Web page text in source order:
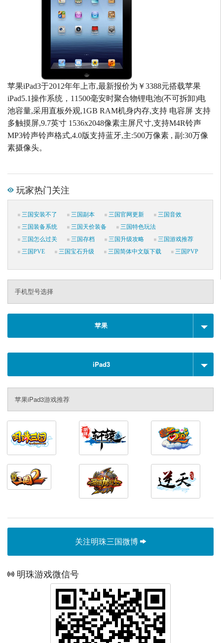
苹果iPad3于2012年年上市,最新报价为￥3388元搭载苹果
iPad5.1操作系统，11500毫安时聚合物锂电池(不可拆卸)电
池容量,采用直板外观,1GB RAM机身内存,支持 电容屏 支持
多触摸屏,9.7英寸 1536x2048像素主屏尺寸,支持M4R铃声
MP3铃声铃声格式,4.0版支持蓝牙,主:500万像素 , 副:30万像
素摄像头。
玩家热门关注
三国安装不了 三国副本 三国官网更新
三国音效
三国装备系统
三国天价装备
三国特色玩法
三国怎么过关
三国存档 三国升级攻略
三国游戏推荐
三国PVE
三国宝石升级 三国简体中文版下载 三国PVP
手机型号选择
苹果
iPad3
苹果iPad3游戏推荐
关注明珠三国微博
明珠游戏微信号